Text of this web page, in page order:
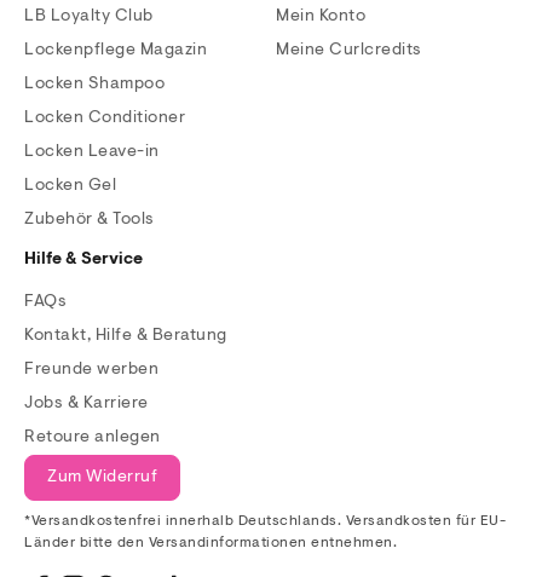
LB Loyalty Club
Lockenpflege Magazin
Locken Shampoo
Locken Conditioner
Locken Leave-in
Locken Gel
Zubehör & Tools
Mein Konto
Meine Curlcredits
Hilfe & Service
FAQs
Kontakt, Hilfe & Beratung
Freunde werben
Jobs & Karriere
Retoure anlegen
Zum Widerruf
*Versandkostenfrei innerhalb Deutschlands. Versandkosten für EU-
Länder bitte den Versandinformationen entnehmen.